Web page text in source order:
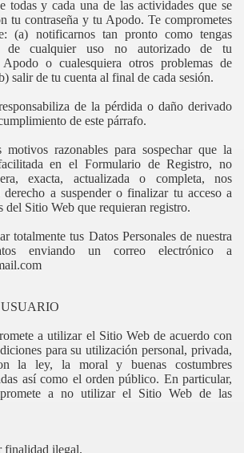
todas y cada una de las actividades que se
tu contraseña y tu Apodo. Te comprometes
(a) notificarnos tan pronto como tengas
de cualquier uso no autorizado de tu
o cualesquiera otros problemas de
salir de tu cuenta al final de cada sesión.
de la pérdida o daño derivado
de este párrafo.
motivos razonables para sospechar que la
en el Formulario de Registro, no
exacta, actualizada o completa, nos
derecho a suspender o finalizar tu acceso a
del Sitio Web que requieran registro.
totalmente tus Datos Personales de nuestra
enviando un correo electrónico a
a utilizar el Sitio Web de acuerdo con
para su utilización personal, privada,
la ley, la moral y buenas costumbres
así como el orden público. En particular,
a no utilizar el Sitio Web de las
finalidad ilegal.